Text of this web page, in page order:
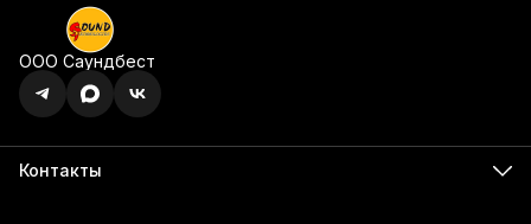
ООО Саундбест
Контакты